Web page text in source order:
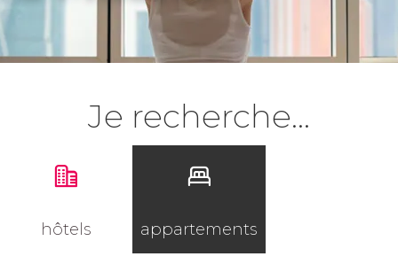
Je recherche...
hôtels appartements